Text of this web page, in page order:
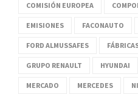
COMISIÓN EUROPEA
EMISIONES FACONAUTO
FORD ALMUSSAFES
GRUPO RENAULT HYUNDAI
MERCADO MERCEDES